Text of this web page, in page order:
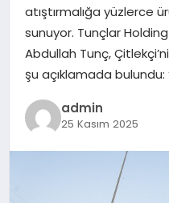
atıştırmalığa yüzlerce
sunuyor. Tunçlar
Abdullah Tunç,
şu açıklamada bulundu:
admin
25 Kasım 2025